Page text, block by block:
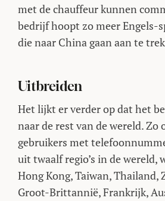
met de chauffeur kunnen
bedrijf hoopt zo meer Engels-
die naar China gaan aan te
Uitbreiden
Het lijkt er verder op dat het
naar de rest van de wereld.
gebruikers met
uit twaalf regio’s in de wereld,
Hong Kong, Taiwan, Thailand,
Groot-Brittannië, Frankrijk,